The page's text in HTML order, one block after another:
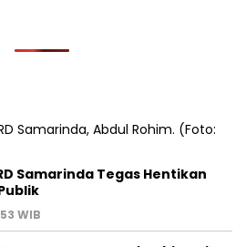
Samarinda Tegas Hentikan
WIB